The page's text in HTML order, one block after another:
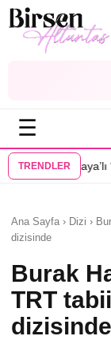
☰
TRENDLERİnsanlar”
Ana Sayfa › Dizi ›
dizisinde
Burak
TRT
dizisinde